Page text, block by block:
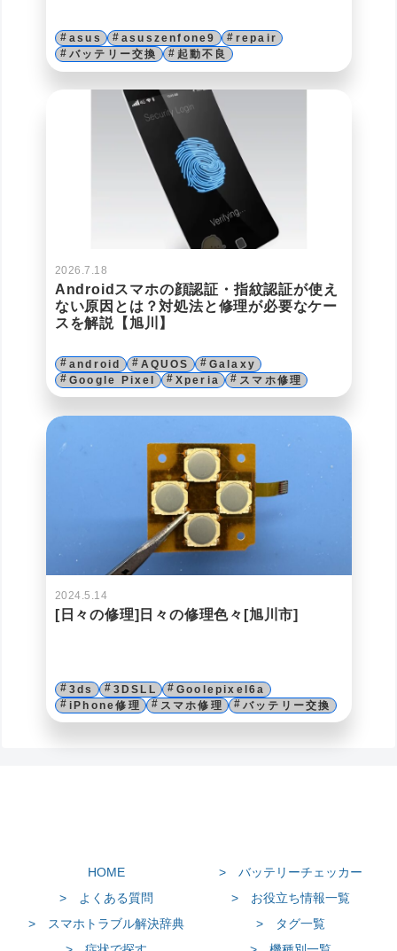
asus asuszenfone9
repair
バッテリー交換
起動不良
2026.7.18
Androidスマホの顔認証・指紋認証が使え
ない原因とは？対処法と修理が必要なケー
スを解説【旭川】
android AQUOS
Galaxy
Google Pixel
Xperia スマホ修理
2024.5.14
[日々の修理]日々の修理色々[旭川市]
3ds 3DSLL
Goolepixel6a
iPhone修理
スマホ修理 バッテリー交換
HOME
> バッテリーチェッカー
> よくある質問
> お役立ち情報一覧
> スマホトラブル解決辞典
> タグ一覧